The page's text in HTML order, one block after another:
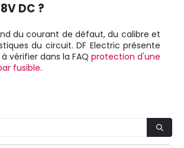
DC ?
du courant de défaut, du calibre et
du circuit. DF Electric présente
vérifier dans la FAQ protection d'une
fusible.